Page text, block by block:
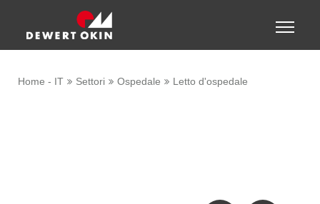
Toggle
Home - IT Settori Ospedale Letto d'ospedale